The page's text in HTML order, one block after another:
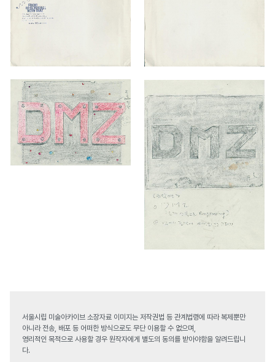
서울시립 미술아카이브 소장자료 이미지는 저작권법 등 관계법령에 따라 복제뿐만
아니라 전송, 배포 등 어떠한 방식으로도 무단 이용할 수 없으며,
영리적인 목적으로 사용할 경우 원작자에게 별도의 동의를 받아야함을 알려드립니
다.